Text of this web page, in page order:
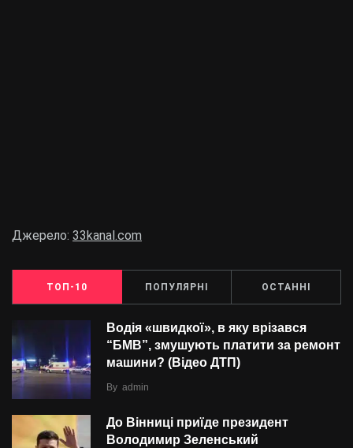
Джерело: 33kanal.com
ТОП-10 ПОПУЛЯРНІ ОСТАННІ
Водія «швидкої», в яку врізався
“БMВ”, змушують платити за ремонт
машини? (Відео ДТП)
By admin
До Вінниці приїде президент
Володимир Зеленський